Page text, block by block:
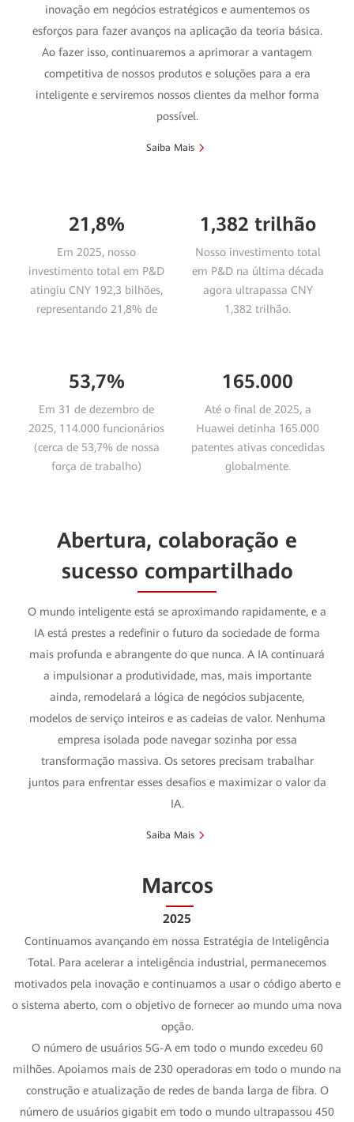
inovação em negócios estratégicos e aumentemos os
esforços para fazer avanços na aplicação da teoria básica.
Ao fazer isso, continuaremos a aprimorar a vantagem
competitiva de nossos produtos e soluções para a era
inteligente e serviremos nossos clientes da melhor forma
possível.
Saiba Mais
21,8%
Em 2025, nosso
investimento total em P&D
atingiu CNY 192,3 bilhões,
representando 21,8% de
1,382 trilhão
Nosso investimento total
em P&D na última década
agora ultrapassa CNY
1,382 trilhão.
53,7%
Em 31 de dezembro de
2025, 114.000 funcionários
(cerca de 53,7% de nossa
força de trabalho)
165.000
Até o final de 2025, a
Huawei detinha 165.000
patentes ativas concedidas
globalmente.
Abertura, colaboração e
sucesso compartilhado
O mundo inteligente está se aproximando rapidamente, e a
IA está prestes a redefinir o futuro da sociedade de forma
mais profunda e abrangente do que nunca. A IA continuará
a impulsionar a produtividade, mas, mais importante
ainda, remodelará a lógica de negócios subjacente,
modelos de serviço inteiros e as cadeias de valor. Nenhuma
empresa isolada pode navegar sozinha por essa
transformação massiva. Os setores precisam trabalhar
juntos para enfrentar esses desafios e maximizar o valor da
IA.
Saiba Mais
Marcos
2025
Continuamos avançando em nossa Estratégia de Inteligência
Total. Para acelerar a inteligência industrial, permanecemos
motivados pela inovação e continuamos a usar o código aberto e
o sistema aberto, com o objetivo de fornecer ao mundo uma nova
opção.
O número de usuários 5G-A em todo o mundo excedeu 60
milhões. Apoiamos mais de 230 operadoras em todo o mundo na
construção e atualização de redes de banda larga de fibra. O
número de usuários gigabit em todo o mundo ultrapassou 450